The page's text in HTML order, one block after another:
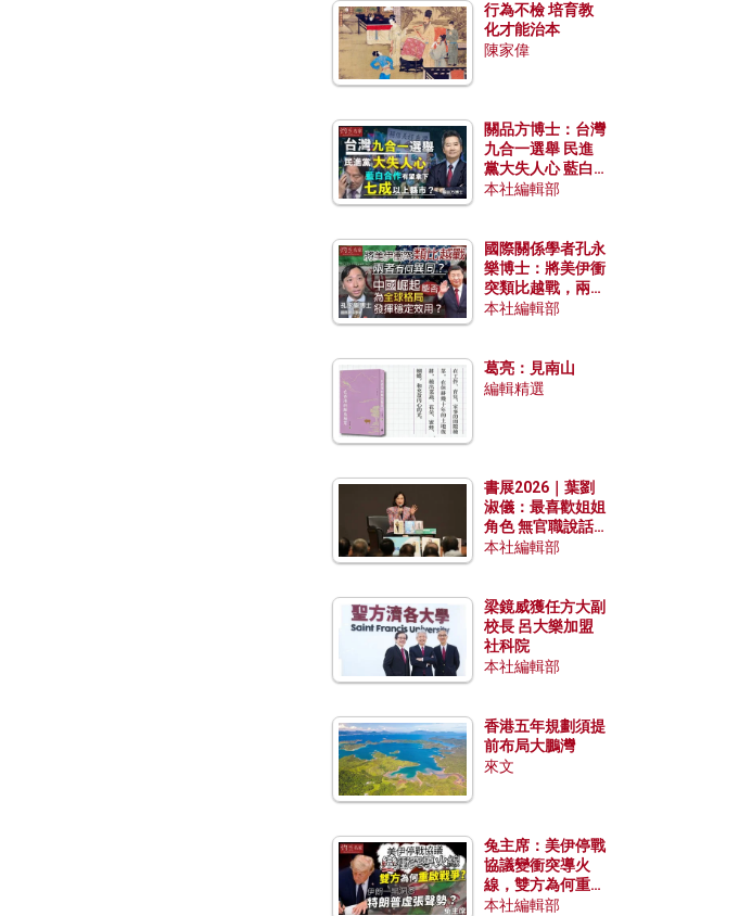
行為不檢 培育教
化才能治本
陳家偉
關品方博士：台灣
九合一選舉 民進
黨大失人心 藍白
合作有望拿下七成
本社編輯部
國際關係學者孔永
樂博士：將美伊衝
突類比越戰，兩者
有何異同？中國崛
本社編輯部
葛亮：見南山
編輯精選
書展2026｜葉劉
淑儀：最喜歡姐姐
角色 無官職說話
包袱少
本社編輯部
梁鏡威獲任方大副
校長 呂大樂加盟
社科院
本社編輯部
香港五年規劃須提
前布局大鵬灣
來文
兔主席：美伊停戰
協議變衝突導火
線，雙方為何重啟
戰爭？伊朗一早洞
本社編輯部